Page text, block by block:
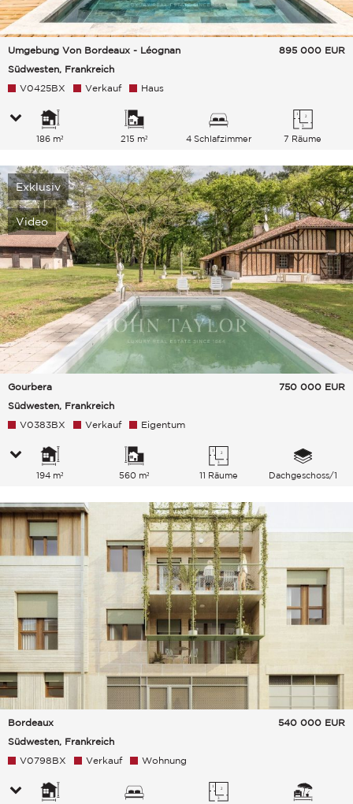
Umgebung Von Bordeaux - Léognan
Südwesten, Frankreich
895 000 EUR
V0425BX Verkauf Haus
186 m² 215 m² 4 Schlafzimmer 7 Räume
Exklusiv
Video
Gourbera
Südwesten, Frankreich
750 000 EUR
V0383BX Verkauf Eigentum
194 m² 560 m² 11 Räume Dachgeschoss/1
Bordeaux
Südwesten, Frankreich
540 000 EUR
V0798BX Verkauf Wohnung